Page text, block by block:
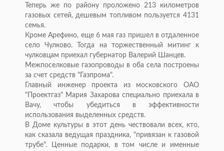
Теперь же по району проложено 213 километров
газовых сетей, дешевым топливом пользуется 4131
семья.
Кроме Арефино, еще 6 мая газ пришел в отдаленное
село Чулково. Тогда на торжественный митинг к
чулковцам приехал губернатор Валерий Шанцев.
Межпоселковые газопроводы в оба села построены
за счет средств "Газпрома".
Главный инженер проекта из московского ОАО
"Проектгаз" Мария Захарова специально приехала в
Вачу, чтобы убедиться в эффективности
использования выделенных средств.
В Доме культуры в этот день чествовали всех, кто,
как сказала ведущая праздника, "привязан к газовой
трубе". Ценные подарки, в том числе и именные